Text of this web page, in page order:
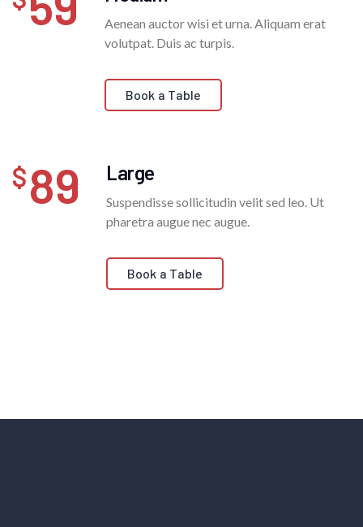
Aenean auctor wisi et urna. Aliquam erat
volutpat. Duis ac turpis.
Book a Table
89 Large
Suspendisse sollicitudin velit sed leo. Ut
pharetra augue nec augue.
Book a Table